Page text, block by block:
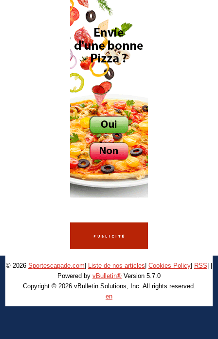
© 2026 Sportescapade.com Liste de nos articles Cookies Policy RSS
Powered by vBulletin® Version 5.7.0
Copyright © 2026 vBulletin Solutions, Inc. All rights reserved.
en